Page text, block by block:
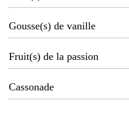
Gousse(s) de vanille
Fruit(s) de la passion
Cassonade